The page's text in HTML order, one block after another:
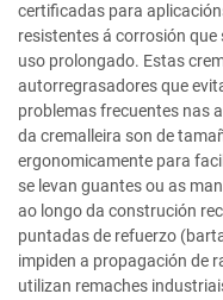
certificadas para
resistentes á corrosión
uso prolongado. Estas
autorregrasadores que
problemas frecuentes nas
da cremalleira son de
ergonomicamente para
se levan guantes ou as
ao longo da construción
puntadas de refuerzo
impiden a propagación de
utilizan remaches